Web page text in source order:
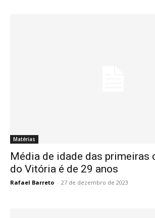
Matérias
Média de idade das primeiras
do Vitória é de 29 anos
Rafael Barreto - 27 de dezembro de 2023